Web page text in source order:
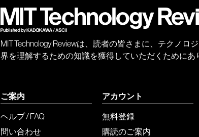
MIT Technology Reviewは、読者の皆さまに、テクノロ
界を理解するための知識を獲得していただくためにあ
ご案内
ヘルプ / FAQ
問い合わせ
アカウント
無料登録
購読のご案内